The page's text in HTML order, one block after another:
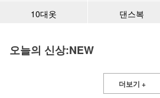
10대옷
댄스복
오늘의 신상:NEW
더보기 +